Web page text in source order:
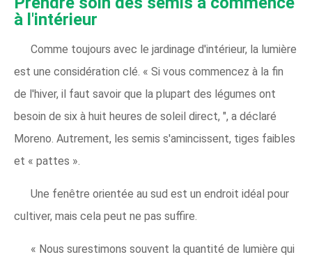
à l'intérieur
Comme toujours avec le jardinage d'intérieur, la lumière
est une considération clé. « Si vous commencez à la fin
de l'hiver, il faut savoir que la plupart des légumes ont
besoin de six à huit heures de soleil direct, ", a déclaré
Moreno. Autrement, les semis s'amincissent, tiges faibles
et « pattes ».
Une fenêtre orientée au sud est un endroit idéal pour
cultiver, mais cela peut ne pas suffire.
« Nous surestimons souvent la quantité de lumière qui